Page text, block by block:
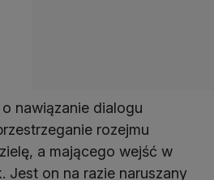
nawiązanie dialogu
rozejmu
a mającego wejść w
Jest on na razie naruszany